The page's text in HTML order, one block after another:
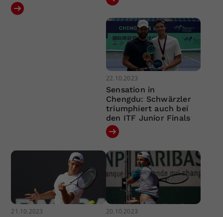
22.10.2023
Sensation in
Chengdu: Schwärzler
triumphiert auch bei
den ITF Junior Finals
21.10.2023 20.10.2023